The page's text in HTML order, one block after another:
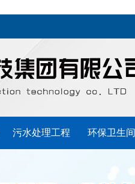
污水处理工程 环保卫生间